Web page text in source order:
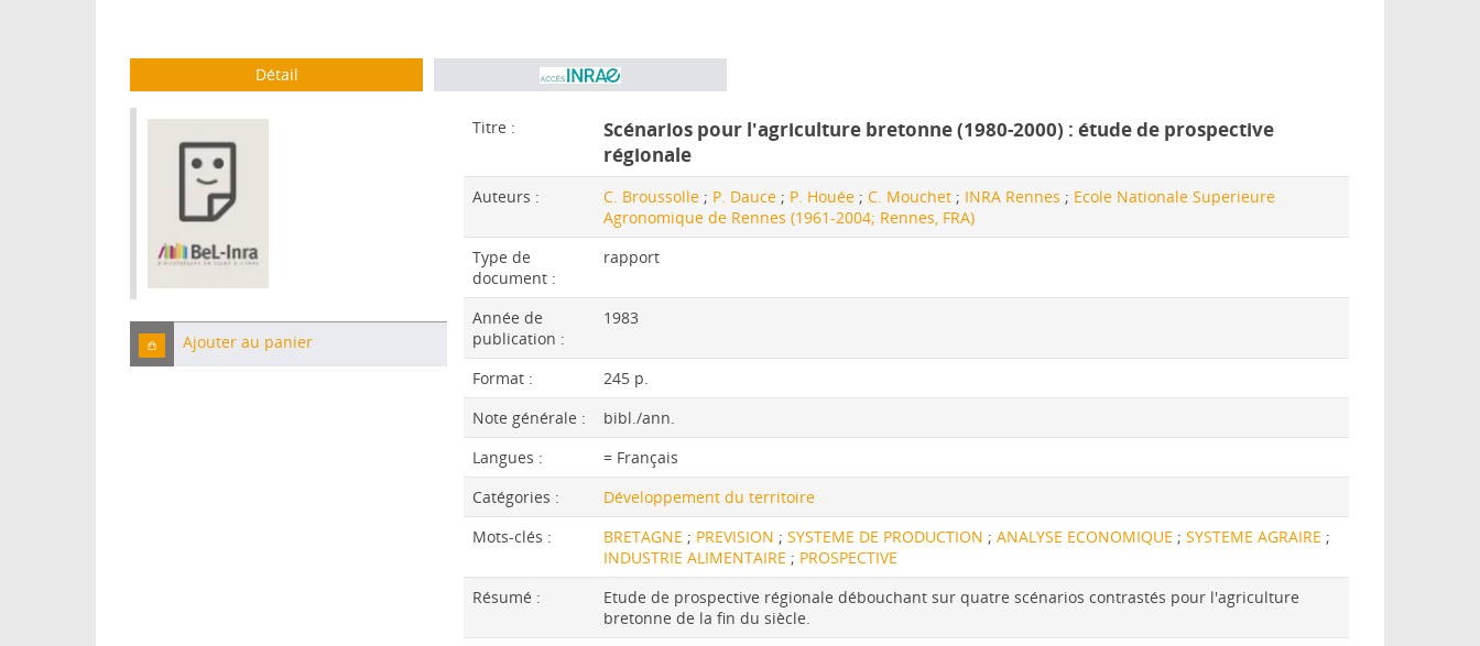
Détail
Ajouter au panier
Titre :
Scénarios pour l'agriculture bretonne (1980-2000) : étude de prospective
régionale
Auteurs : C. Broussolle ; P. Dauce ; P. Houée ;C. Mouchet ; INRA Rennes ; Ecole Nationale Superieure
Agronomique de Rennes (1961-2004; Rennes, FRA)
Type de
document :
rapport
Année de
publication :
1983
Format :
245 p.
Note générale :
bibl./ann.
Langues :
= Français
Catégories :
Développement du territoire
Mots-clés :
BRETAGNE ; PREVISION ;SYSTEME DE PRODUCTION ;ANALYSE ECONOMIQUE ;SYSTEME AGRAIRE ;
INDUSTRIE ALIMENTAIRE ; PROSPECTIVE
Résumé :
Etude de prospective régionale débouchant sur quatre scénarios contrastés pour l'agriculture
bretonne de la fin du siècle.